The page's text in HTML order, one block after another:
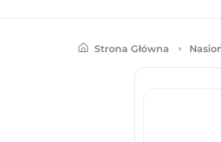
Strona Główna